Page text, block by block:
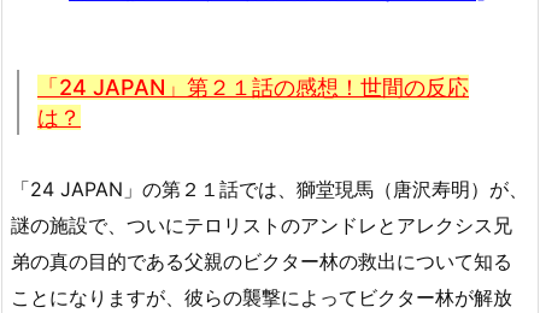
「24 JAPAN」第２１話の感想！世間の反応
は？
「24 JAPAN」の第２１話では、獅堂現馬（唐沢寿明）が、
謎の施設で、ついにテロリストのアンドレとアレクシス兄
弟の真の目的である父親のビクター林の救出について知る
ことになりますが、彼らの襲撃によってビクター林が解放